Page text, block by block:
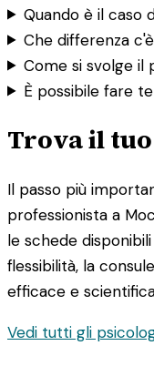
Quando è il caso
Che differenza
Come si svolge il
È possibile fare
Trova il
Il passo più
professionista a
le schede
flessibilità, la
efficace e
Vedi tutti gli